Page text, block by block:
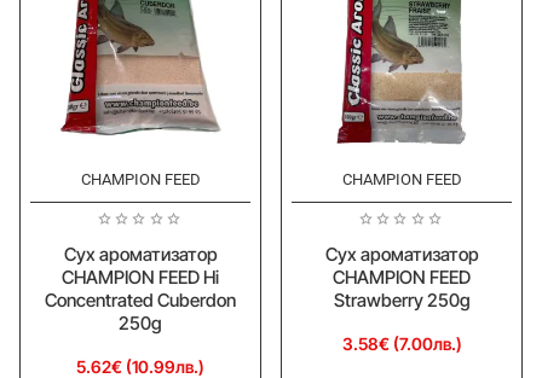
CHAMPION FEED
Сух ароматизатор
CHAMPION FEED Hi
Concentrated Cuberdon
250g
5.62€ (10.99лв.)
CHAMPION FEED
Сух ароматизатор
CHAMPION FEED
Strawberry 250g
3.58€ (7.00лв.)